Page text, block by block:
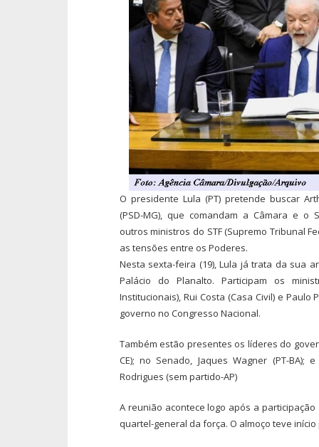
O presidente Lula (PT) pretende buscar
(PSD-MG), que comandam a Câmara e o
outros ministros do STF (Supremo Tribunal
as tensões entre os Poderes.
Nesta sexta-feira (19), Lula já trata da sua
Palácio do Planalto. Participam os
Institucionais), Rui Costa (Casa Civil) e
governo no Congresso Nacional.
Também estão presentes os líderes do
CE); no Senado, Jaques Wagner (PT-BA);
Rodrigues (sem partido-AP)
A reunião acontece logo após a
quartel-general da força. O almoço teve início